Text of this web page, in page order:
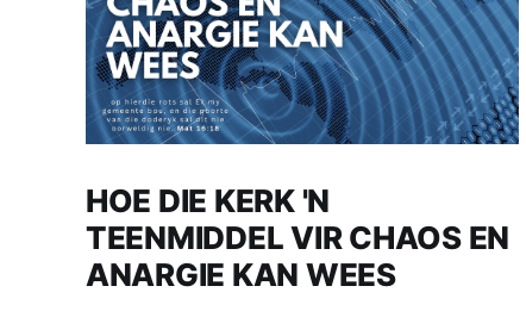
HOE DIE KERK 'N
TEENMIDDEL VIR CHAOS EN
ANARGIE KAN WEES